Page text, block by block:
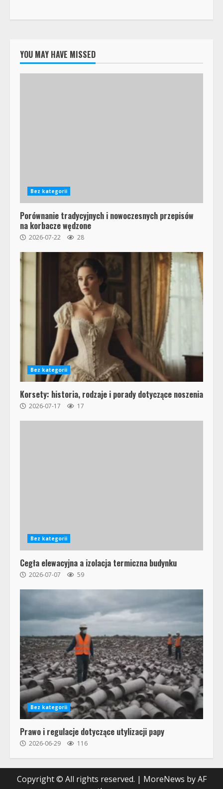
YOU MAY HAVE MISSED
Bez kategorii
Porównanie tradycyjnych i nowoczesnych przepisów
na korbacze wędzone
2026-07-22 28
Bez kategorii
Korsety: historia, rodzaje i porady dotyczące noszenia
2026-07-17 17
Bez kategorii
Cegła elewacyjna a izolacja termiczna budynku
2026-07-07 59
Bez kategorii
Prawo i regulacje dotyczące utylizacji papy
2026-06-29 116
Copyright © All rights reserved. | MoreNews by AF